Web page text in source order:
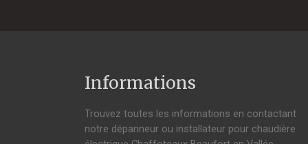
Informations
Trouvez toutes les informations en contactant
notre dépanneur ou installateur pour chaudière